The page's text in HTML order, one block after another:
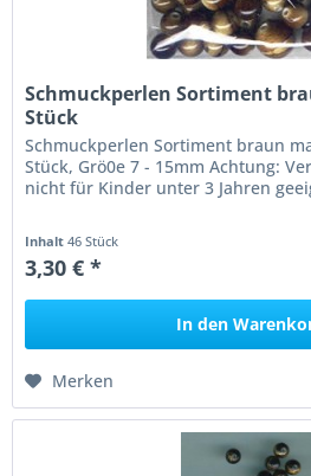
Schmuckperlen Sortiment
Stück
Schmuckperlen Sortiment braun
Stück, Grö0e 7 - 15mm Achtung:
nicht für Kinder unter 3 Jahren
Inhalt46 Stück
3,30 € *
In den
Merken